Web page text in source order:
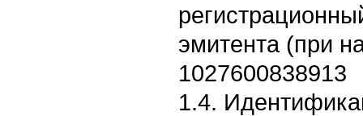
эмитента (при
1027600838913
1.4.